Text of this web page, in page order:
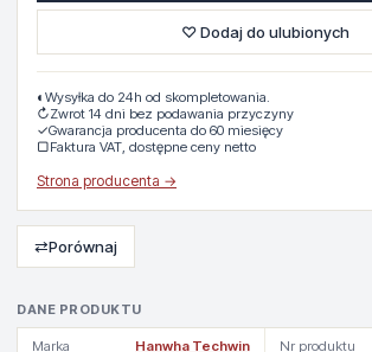
DANE PRODUKTU
Marka Hanwha Techwin Nr produktu
♡ Dodaj do ulubionych
◐ Wysyłka do 24h od skompletowania.
↻Zwrot 14 dni bez podawania przyczyny
✓Gwarancja producenta do 60 miesięcy
▢Faktura VAT, dostępne ceny netto
Strona producenta →
⇄Porównaj